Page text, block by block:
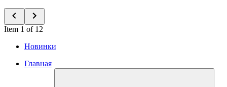
Item 1 of 12
Новинки
Главная